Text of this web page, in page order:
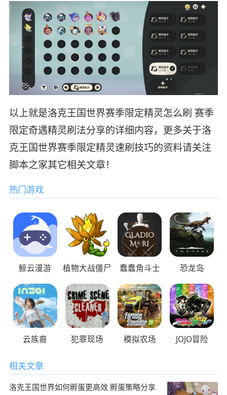
以上就是洛克王国世界赛季限定精灵怎么刷 赛季
限定奇遇精灵刷法分享的详细内容，更多关于洛
克王国世界赛季限定精灵速刷技巧的资料请关注
脚本之家其它相关文章！
热门游戏
鲸云漫游 植物大战僵尸 蠢蠢角斗士 恐龙岛
云族裔 犯罪现场 模拟农场 JOJO冒险
相关文章
洛克王国世界如何孵蛋更高效 孵蛋策略分享